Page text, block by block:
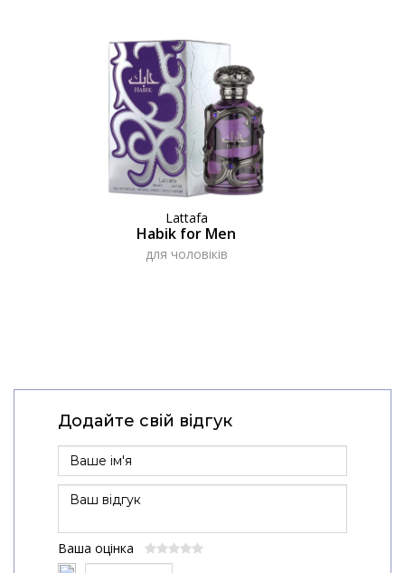
Lattafa
Habik for Men
для чоловіків
Додайте свій відгук
Ваша оцінка